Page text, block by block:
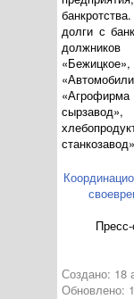
долги с
Создано: 18
Обновлено: